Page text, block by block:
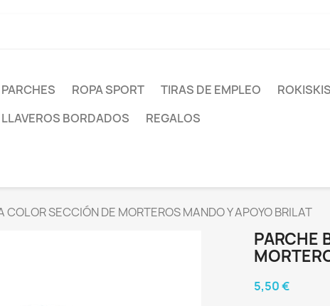
PARCHES ROPA SPORT TIRAS DE EMPLEO
LLAVEROS BORDADOS
REGALOS
COLOR SECCIÓN DE MORTEROS MANDO Y APOYO BRILAT
PARCHE
5,50 €